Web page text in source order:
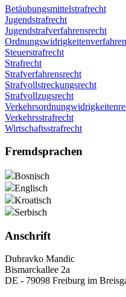
Betäubungsmittelstrafrecht
Jugendstrafrecht
Jugendstrafverfahrensrecht
Steuerstrafrecht
Strafrecht
Strafverfahrensrecht
Strafvollstreckungsrecht
Strafvollzugsrecht
Verkehrsstrafrecht
Wirtschaftsstrafrecht
Fremdsprachen
Bosnisch
Englisch
Kroatisch
Serbisch
Anschrift
Dubravko Mandic
Bismarckallee 2a
DE - 79098 Freiburg im